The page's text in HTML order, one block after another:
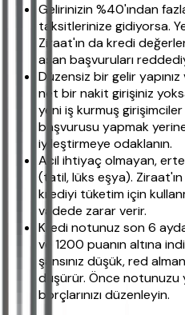
Gelirinizin %40'ından
taksitlerinize gidiyorsa.
Ziraat'ın da kredi
aşan başvuruları
Düzensiz bir gelir
net bir nakit girişiniz
yeni iş kurmuş
başvurusu yapmak
iyileştirmeye odaklanın.
Acil ihtiyaç olmayan,
(tatil, lüks eşya).
krediyi tüketim için
vadede zarar verir.
Kredi notunuz son 6
ve 1200 puanın altına
şansınız düşük, red
düşürür. Önce
borçlarınızı düzenleyin.